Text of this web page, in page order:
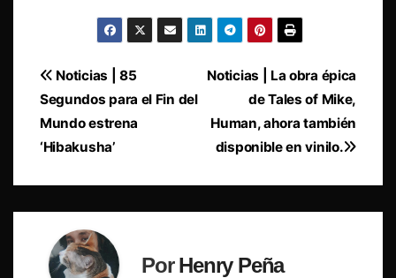
Navegación
de
entradas
Noticias | La obra épica
de Tales of Mike,
Human, ahora también
disponible en vinilo.
Noticias | 85
Segundos para el Fin del
Mundo estrena
‘Hibakusha’
PorHenry Peña